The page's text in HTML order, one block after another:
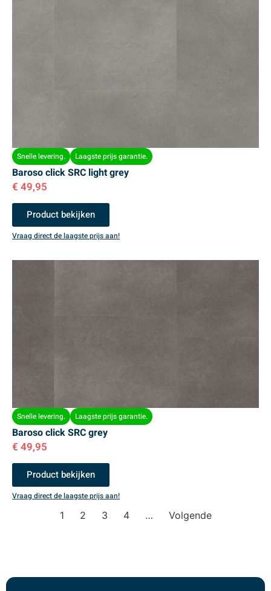
Snelle levering. Laagste prijs garantie.
Baroso click SRC light grey
€ 49,95
Product bekijken
Vraag direct de laagste prijs aan!
Snelle levering. Laagste prijs garantie.
Baroso click SRC grey
€ 49,95
Product bekijken
Vraag direct de laagste prijs aan!
1 2 3 4 … Volgende